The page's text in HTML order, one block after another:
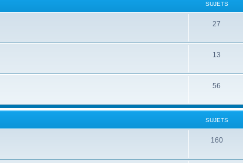
SUJETS
27
13
56
SUJETS
160